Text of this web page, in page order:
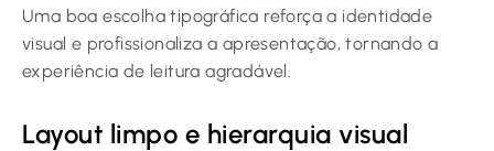
Uma boa escolha tipográfica reforça a identidade
visual e profissionaliza a apresentação, tornando a
experiência de leitura agradável.
Layout limpo e hierarquia visual